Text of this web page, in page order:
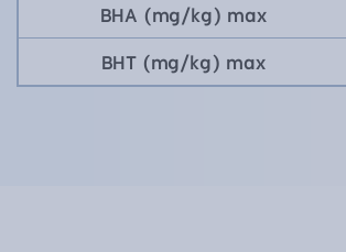
BHA (mg/kg) max
BHT (mg/kg) max